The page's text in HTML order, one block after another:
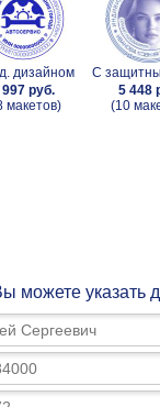
дизайном
997 руб.
макетов)
С
5 448
(10
можете указать